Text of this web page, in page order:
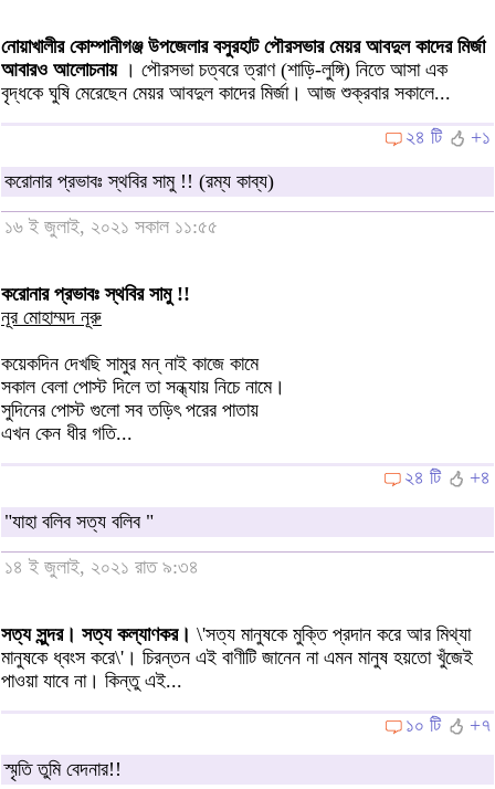
নোয়াখালীর কোম্পানীগঞ্জ উপজেলার বসুরহাট পৌরসভার মেয়র আবদুল কাদের মির্জা
আবারও আলোচনায় । পৌরসভা চত্বরে ত্রাণ (শাড়ি-লুঙ্গি) নিতে আসা এক
বৃদ্ধকে ঘুষি মেরেছেন মেয়র আবদুল কাদের মির্জা। আজ শুক্রবার সকালে...
২৪ টি
+১
করোনার প্রভাবঃ স্থবির সামু !! (রম্য কাব্য)
১৬ ই জুলাই, ২০২১ সকাল ১১:৫৫
করোনার প্রভাবঃ স্থবির সামু !!
নূর মোহাম্মদ নূরু
কয়েকদিন দেখছি সামুর মন্ নাই কাজে কামে
সকাল বেলা পোস্ট দিলে তা সন্ধ্যায় নিচে নামে।
সুদিনের পোস্ট গুলো সব তড়িৎ পরের পাতায়
এখন কেন ধীর গতি...
২৪ টি
+৪
"যাহা বলিব সত্য বলিব "
১৪ ই জুলাই, ২০২১ রাত ৯:৩৪
সত্য সুন্দর। সত্য কল্যাণকর। \'সত্য মানুষকে মুক্তি প্রদান করে আর মিথ্যা
মানুষকে ধ্বংস করে\'। চিরন্তন এই বাণীটি জানেন না এমন মানুষ হয়তো খুঁজেই
পাওয়া যাবে না। কিন্তু এই...
১০ টি
+৭
স্মৃতি তুমি বেদনার!!